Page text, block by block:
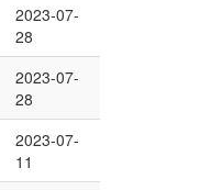
2023-07-
28
2023-07-
28
2023-07-
11